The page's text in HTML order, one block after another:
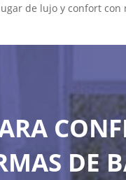
de lujo y confort
DE